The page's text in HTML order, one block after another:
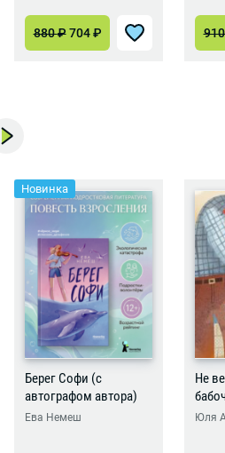
880₽ 704₽
Новинка
Берег Софи (с
автографом автора)
Ева Немеш
Не
Юля